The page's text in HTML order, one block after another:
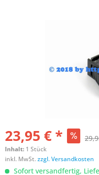
23,95 € *
Inhalt: 1 Stück
inkl. MwSt.zzgl. Versandkosten
Sofort versandfertig,